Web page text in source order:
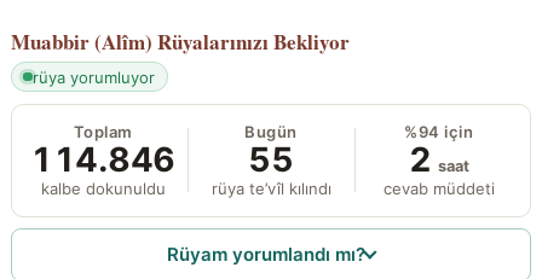
Muabbir (Alîm) Rüyalarınızı Bekliyor
rüya yorumluyor
Toplam
114.846
kalbe dokunuldu
Bugün
55
rüya te’vîl kılındı
%94 için
2 saat
cevab müddeti
Rüyam yorumlandı mı?